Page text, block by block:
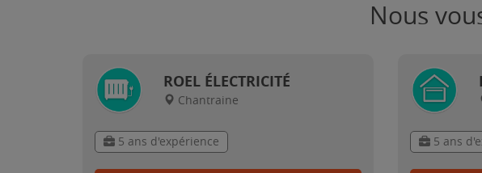
Nous
ROEL ÉLECTRICITÉ
Chantraine
5 ans d'expérience 5 ans